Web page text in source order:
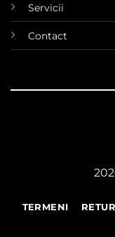
Servicii
Contact
TERMENI RETUR